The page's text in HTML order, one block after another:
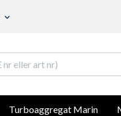
Turboaggregat Marin